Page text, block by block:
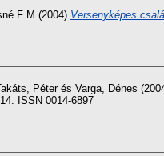
F M (2004) Versenyképes
Péterés Varga, Dénes
ISSN 0014-6897